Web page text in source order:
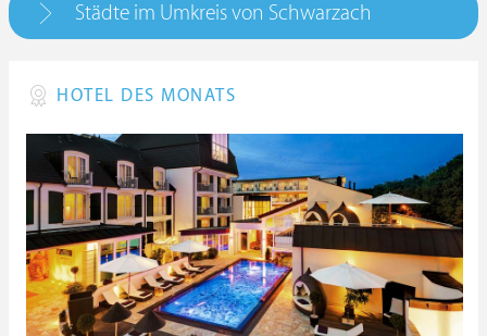
Städte im Umkreis von Schwarzach
HOTEL DES MONATS